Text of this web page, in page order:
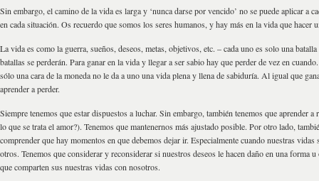
Sin embargo, el camino de la vida es larga y ‘nunca darse por vencido’ no se puede aplicar a
en cada situación. Os recuerdo que somos los seres humanos, y hay más en la vida que hacer
La vida es como la guerra, sueños, deseos, metas, objetivos, etc. – cada uno es solo una
batallas se perderán. Para ganar en la vida y llegar a ser sabio hay que perder de vez en
sólo una cara de la moneda no le da a uno una vida plena y llena de sabiduría. Al igual que
aprender a perder.
Siempre tenemos que estar dispuestos a luchar. Sin embargo, también tenemos que aprender a
lo que se trata el amor?). Tenemos que mantenernos más ajustado posible. Por otro lado,
comprender que hay momentos en que debemos dejar ir. Especialmente cuando nuestras vidas
otros. Tenemos que considerar y reconsiderar si nuestros deseos le hacen daño en una forma u
que comparten sus nuestras vidas con nosotros.